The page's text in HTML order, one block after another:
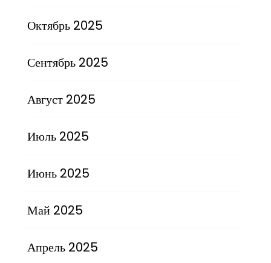
Октябрь 2025
Сентябрь 2025
Август 2025
Июль 2025
Июнь 2025
Май 2025
Апрель 2025